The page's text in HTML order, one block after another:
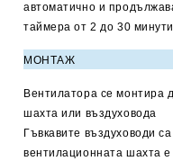
автоматично и
таймера от 2 до 30
МОНТАЖ
Вентилатора се монтира
шахта или въздуховода
Гъвкавите въздуховоди
вентилационната шахта